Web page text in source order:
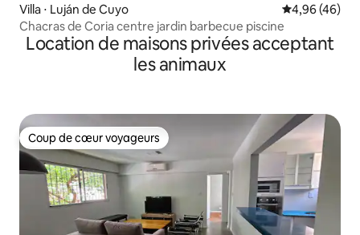
Villa ⋅ Luján de Cuyo Évaluation
4,96 (46)
Chacras de Coria centre jardin barbecue piscine
Location de maisons privées acceptant
les animaux
Coup de cœur voyageurs
Coup de cœur voyageurs